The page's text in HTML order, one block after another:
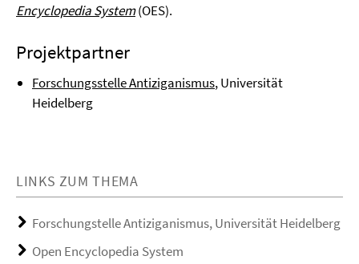
Encyclopedia System(OES).
Projektpartner
Forschungsstelle Antiziganismus, Universität
Heidelberg
LINKS ZUM THEMA
Forschungstelle Antiziganismus, Universität Heidelberg
Open Encyclopedia System